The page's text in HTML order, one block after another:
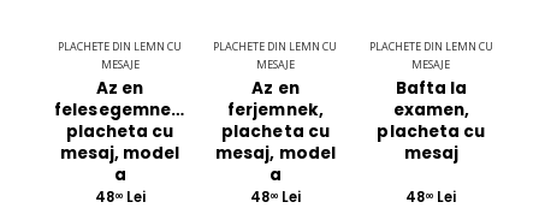
PLACHETE DIN LEMN CU
MESAJE
Az en
felesegemnek,
placheta cu
mesaj, model
a
4800Lei
PLACHETE DIN LEMN CU
MESAJE
Az en
ferjemnek,
placheta cu
mesaj, model
a
4800Lei
PLACHETE DIN LEMN CU
MESAJE
Bafta la
examen,
placheta cu
mesaj
4800 Lei